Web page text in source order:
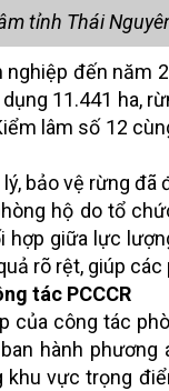
tỉnh Thái
đến năm
11.441 ha,
lâm số 12
bảo vệ rừng
hộ do tổ
giữa lực
rõ rệt, giúp
tác PCCCR
công tác
hành
vực trọng